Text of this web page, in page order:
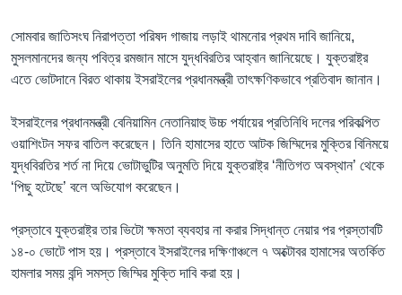
অন্য ভাষায় ওয়েব সাইট
সোমবার জাতিসংঘ নিরাপত্তা পরিষদ গাজায় লড়াই থামনোর প্রথম দাবি জানিয়ে,
মুসলমানদের জন্য পবিত্র রমজান মাসে যুদ্ধবিরতির আহ্বান জানিয়েছে। যুক্তরাষ্ট্র
এতে ভোটদানে বিরত থাকায় ইসরাইলের প্রধানমন্ত্রী তাৎক্ষণিকভাবে প্রতিবাদ জানান।
ইসরাইলের প্রধানমন্ত্রী বেনিয়ামিন নেতানিয়াহু উচ্চ পর্যায়ের প্রতিনিধি দলের পরিকল্পিত
ওয়াশিংটন সফর বাতিল করেছেন। তিনি হামাসের হাতে আটক জিম্মিদের মুক্তির বিনিময়ে
যুদ্ধবিরতির শর্ত না দিয়ে ভোটাভুটির অনুমতি দিয়ে যুক্তরাষ্ট্র ‘নীতিগত অবস্থান’ থেকে
‘পিছু হটেছে’ বলে অভিযোগ করেছেন।
প্রস্তাবে যুক্তরাষ্ট্র তার ভিটো ক্ষমতা ব্যবহার না করার সিদ্ধান্ত নেয়ার পর প্রস্তাবটি
১৪-০ ভোটে পাস হয়। প্রস্তাবে ইসরাইলের দক্ষিণাঞ্চলে ৭ অক্টোবর হামাসের অতর্কিত
হামলার সময় বন্দি সমস্ত জিম্মির মুক্তি দাবি করা হয়।